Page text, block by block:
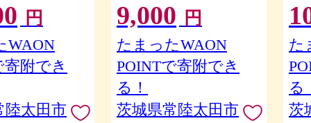
白米 精米 お取
人気 ランキング
ブランド米 黄門
人気米 茨城県産
円
WAON
寄附でき
陸太田市
味 甘味 バランス ブレンド ア
ップル コク 味わい 冷蔵庫 ド
アポケット 出し入れしやす
い スクエアタイプ キャップ
付き ファミリーサイズ 子ど
も 茨城県 常陸太田市】
9,000 円
たまったWAON
POINTで寄附でき
る！
茨城県常陸太田市
6食
そ
麺
常
た
る
茨